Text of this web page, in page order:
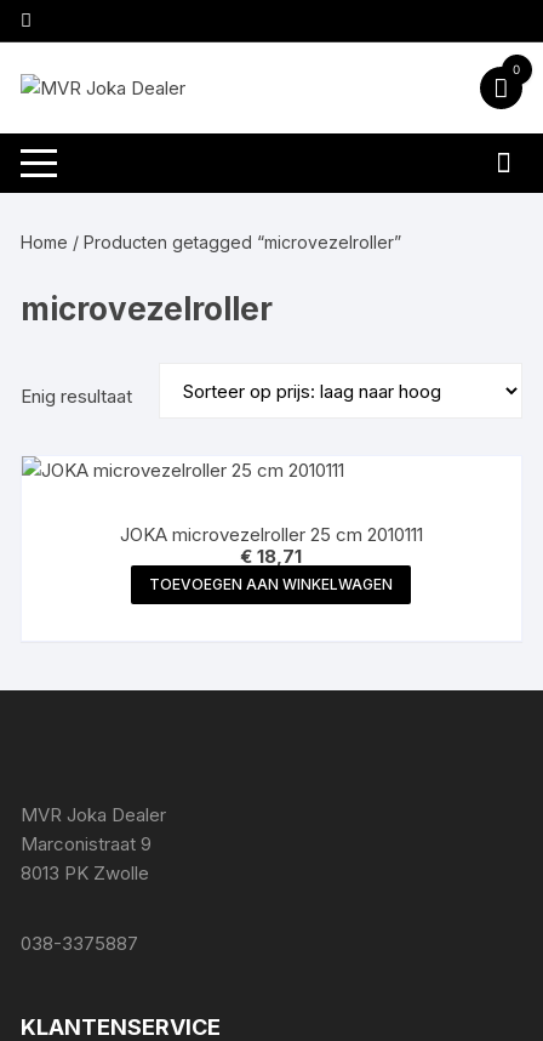
naar
inhoud
0
Home / Producten getagged “microvezelroller”
microvezelroller
Enig resultaat
JOKA microvezelroller 25 cm 2010111
€ 18,71
TOEVOEGEN AAN WINKELWAGEN
MVR Joka Dealer
Marconistraat 9
8013 PK Zwolle
038-3375887
KLANTENSERVICE